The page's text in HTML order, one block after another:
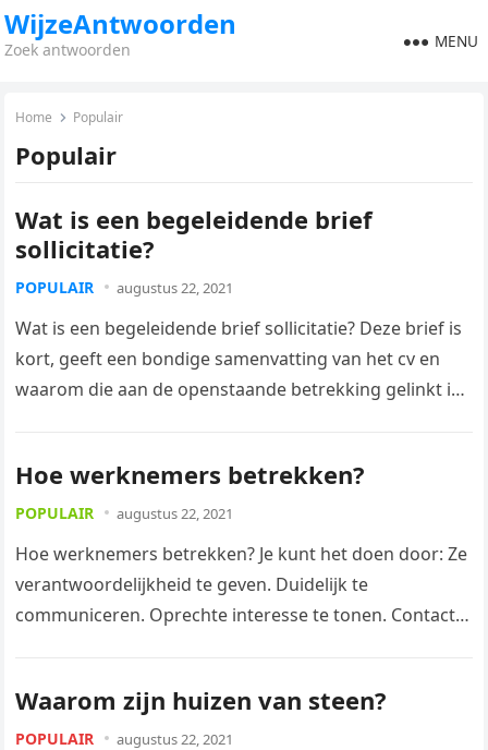
WijzeAntwoorden
Zoek antwoorden MENU
Home Populair
Populair
Wat is een begeleidende brief
sollicitatie?
POPULAIR augustus 22, 2021
Wat is een begeleidende brief sollicitatie? Deze brief is
kort, geeft een bondige samenvatting van het cv en
waarom die aan de openstaande betrekking gelinkt is.
Hoe werknemers betrekken?
POPULAIR augustus 22, 2021
Hoe werknemers betrekken? Je kunt het doen door: Ze
verantwoordelijkheid te geven. Duidelijk te
communiceren. Oprechte interesse te tonen. Contact
Waarom zijn huizen van steen?
POPULAIR augustus 22, 2021